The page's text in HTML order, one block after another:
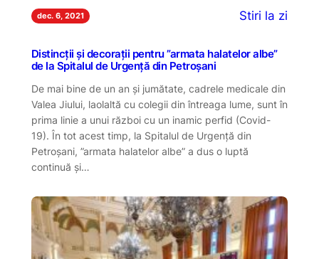
dec. 6, 2021 Stiri la zi
Distincții și decorații pentru ”armata halatelor albe”
de la Spitalul de Urgență din Petroșani
De mai bine de un an și jumătate, cadrele medicale din
Valea Jiului, laolaltă cu colegii din întreaga lume, sunt în
prima linie a unui război cu un inamic perfid (Covid-
19). În tot acest timp, la Spitalul de Urgență din
Petroșani, ”armata halatelor albe” a dus o luptă
continuă și…